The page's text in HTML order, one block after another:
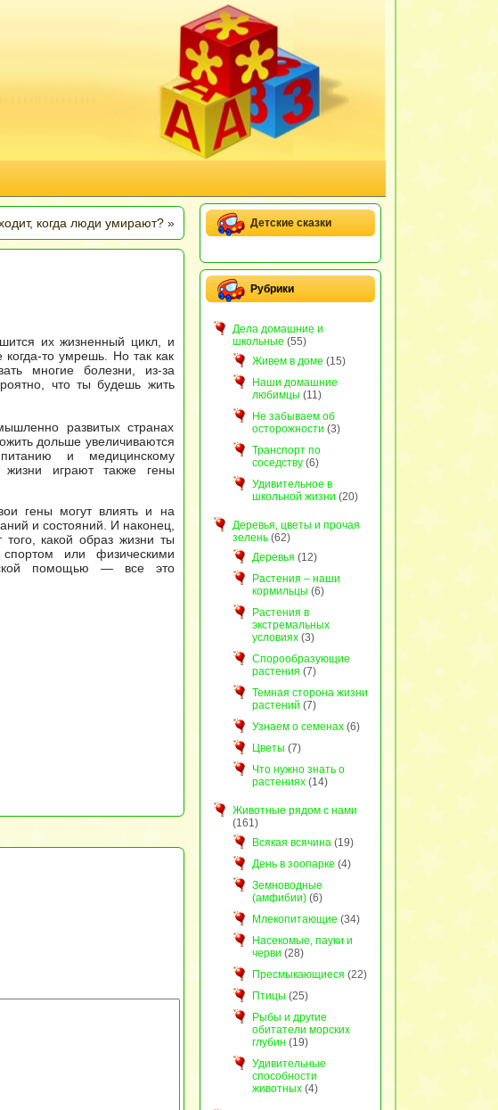
когда люди умирают?»
их жизненный цикл, и
то умрешь. Но так как
многие болезни, из-за
что ты будешь жить
развитых странах
дольше увеличиваются
и медицинскому
жизни играют также гены
гены могут влиять и на
и состояний. И наконец,
какой образ жизни ты
или физическими
помощью — все это
Детские сказки
Рубрики
Дела домашние и
школьные (55)
Живем в доме (15)
Наши домашние
любимцы (11)
Не забываем об
осторожности (3)
Транспорт по
соседству(6)
Удивительное в
школьной жизни (20)
Деревья, цветы и прочая
зелень(62)
Деревья (12)
Растения – наши
кормильцы (6)
Растения в
экстремальных
условиях(3)
Спорообразующие
растения (7)
Темная сторона жизни
растений (7)
Узнаем о семенах(6)
Цветы (7)
Что нужно знать о
растениях(14)
Животные рядом с нами
(161)
Всякая всячина(19)
День в зоопарке (4)
Земноводные
(амфибии)(6)
Млекопитающие (34)
Насекомые, пауки и
черви (28)
Пресмыкающиеся (22)
Птицы (25)
Рыбы и другие
обитатели морских
глубин (19)
Удивительные
способности
животных(4)